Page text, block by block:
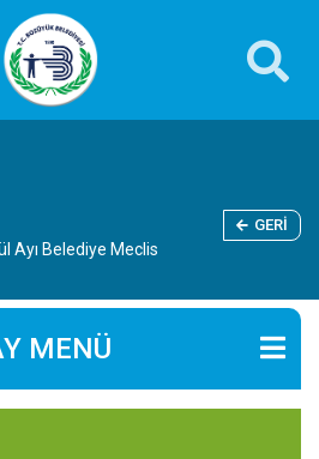
Ayı Belediye Meclis
GERI
MENÜ